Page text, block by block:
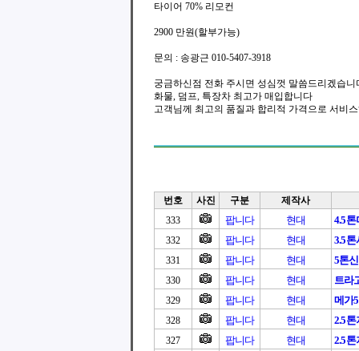
타이어 70% 리모컨
2900 만원(할부가능)
문의 : 송광근 010-5407-3918
궁금하신점 전화 주시면 성심껏 말씀드리겠습니
화물, 덤프, 특장차 최고가 매입합니다
고객님께 최고의 품질과 합리적 가격으로 서비
번호 사진 구분
제작사
333
팝니다 현대 4.5
332 팝니다 현대 3.5톤
331 팝니다 현대 5톤
330 팝니다 현대 트라
329 팝니다 현대 메가
328 팝니다 현대 2.5톤
327 팝니다 현대 2.5톤